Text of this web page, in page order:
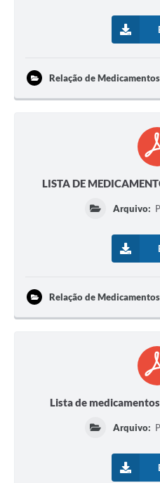
Relação de Medicamentos
LISTA DE
Arquivo:
Relação de Medicamentos
Lista de
Arquivo: